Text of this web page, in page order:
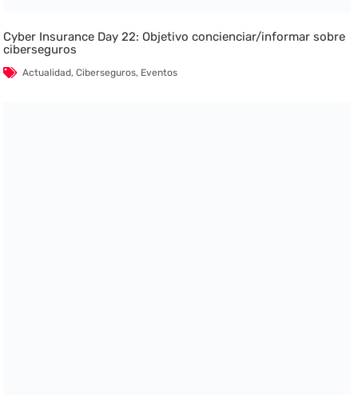
Cyber Insurance Day 22: Objetivo concienciar/informar sobre
ciberseguros
Actualidad,Ciberseguros, Eventos